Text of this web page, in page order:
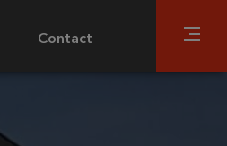
Contact